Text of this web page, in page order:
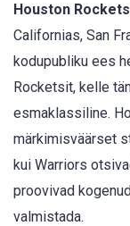
Houston Rockets
Californias, San
kodupubliku ees
Rocketsit, kelle
esmaklassiline.
märkimisväärset
kui Warriors
proovivad
valmistada.